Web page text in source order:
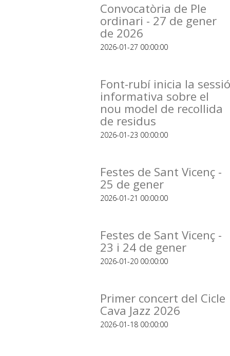
Convocatòria de Ple
ordinari - 27 de gener
de 2026
2026-01-27 00:00:00
Font-rubí inicia la sessió
informativa sobre el
nou model de recollida
de residus
2026-01-23 00:00:00
Festes de Sant Vicenç -
25 de gener
2026-01-21 00:00:00
Festes de Sant Vicenç -
23 i 24 de gener
2026-01-20 00:00:00
Primer concert del Cicle
Cava Jazz 2026
2026-01-18 00:00:00